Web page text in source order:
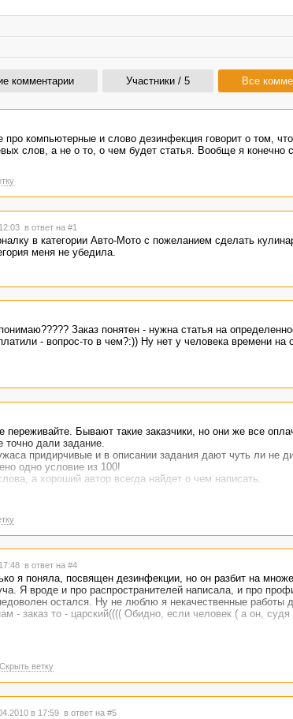
комментарии Участники / 5 Все
про компьютерные и слово дезинфекция говорит о том,
слов, а не о то, о чем будет статья. Вообще я конечно
в ответ на #1
в категории Авто-Мото с пожеланием сделать
меня не убедила.
Заказ понятен - нужна статья на
- вопрос-то в чем?:)) Ну нет у человека времени на
Бывают такие заказчики, но они же все
точно дали задание.
придирчивые и в описании задания дают чуть ли не
одно условие из 100!
а хороший автор всегда найдет о чем написать.
в ответ на #4
я поняла, посвящен дезинфекции, но он разбит на
Я вроде и про распространителей написала, и про
остался. Ну не люблю я некачественные работы
- заказ то - царский(((( Обидно, если человек ( а он,
Скрыть ветку
в 17:59 в ответ на #5